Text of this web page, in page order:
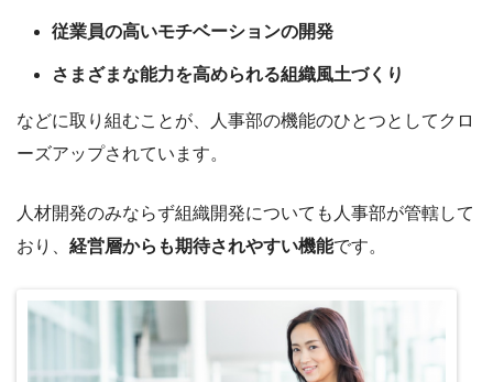
従業員の高いモチベーションの開発
さまざまな能力を高められる組織風土づくり
などに取り組むことが、人事部の機能のひとつとしてクロ
ーズアップされています。
人材開発のみならず組織開発についても人事部が管轄して
おり、 経営層からも期待されやすい機能です。